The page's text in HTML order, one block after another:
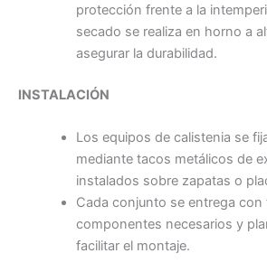
protección frente a la
secado se realiza en horno a
asegurar la durabilidad.
INSTALACIÓN
Los equipos de calistenia se
mediante tacos metálicos de
instalados sobre zapatas o
Cada conjunto se entrega
componentes necesarios y
facilitar el montaje.